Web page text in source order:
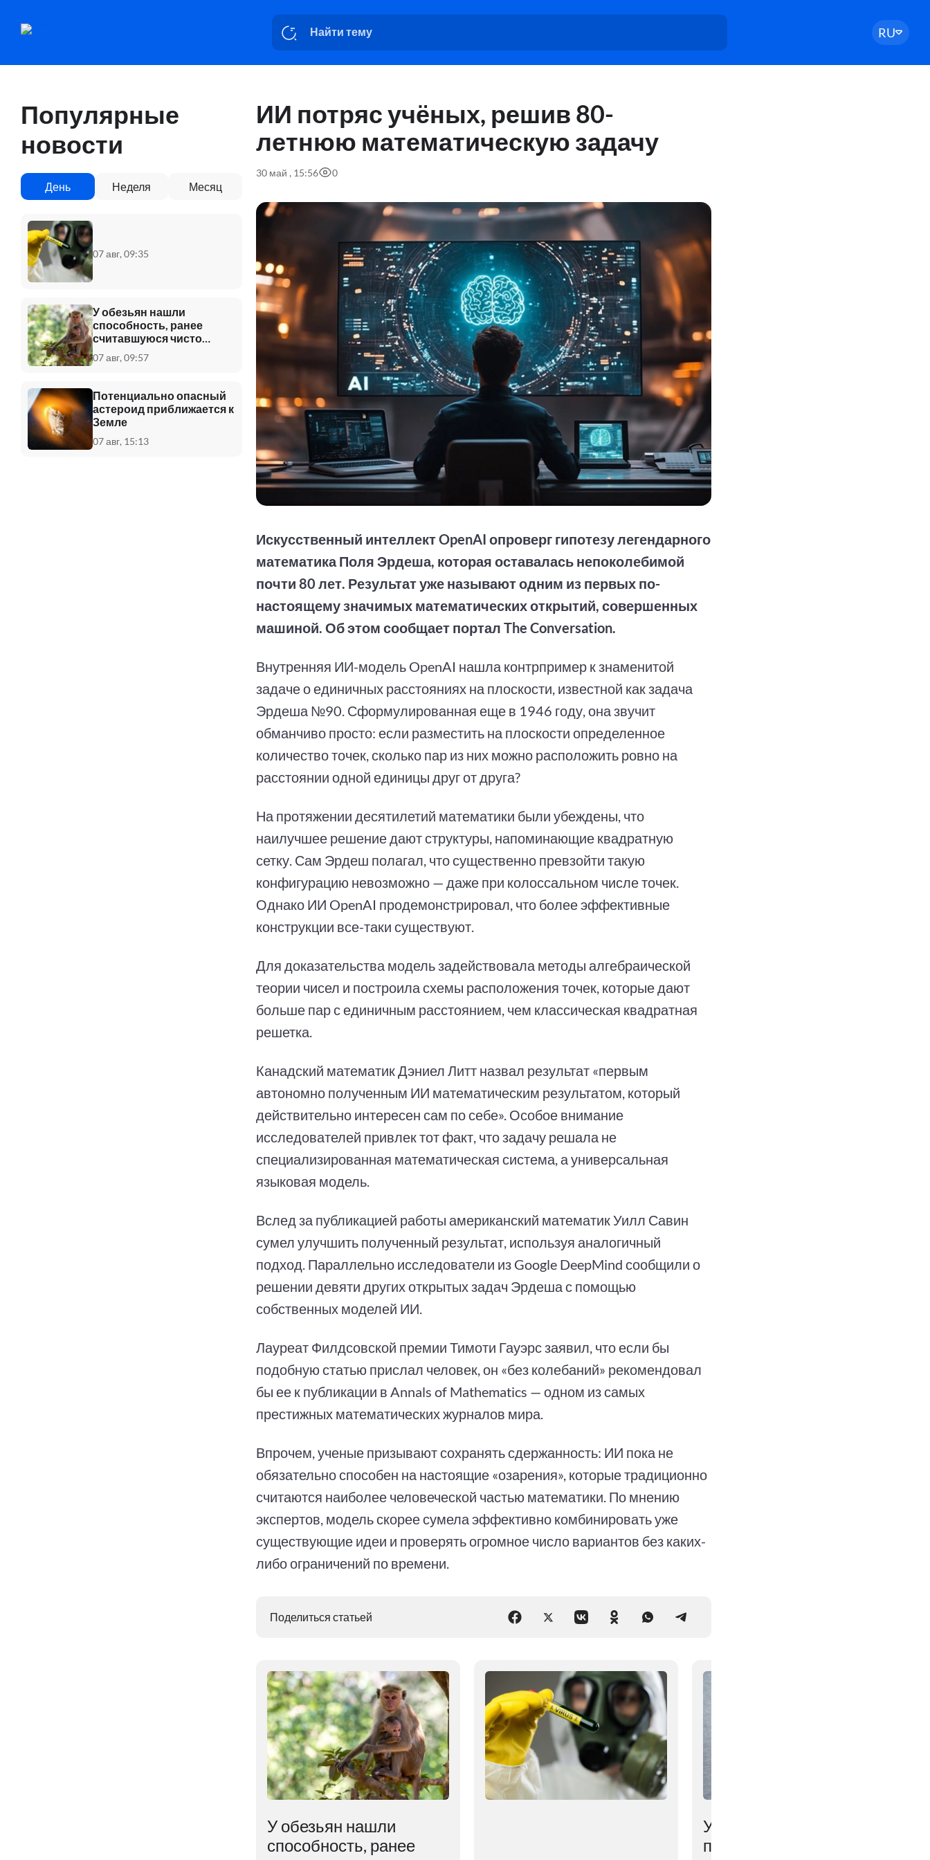
RU
Популярные
новости
День Неделя Месяц
07 авг, 09:35
У обезьян нашли
способность, ранее
считавшуюся чисто
человеческой
07 авг, 09:57
Потенциально опасный
астероид приближается к
Земле
07 авг, 15:13
ИИ потряс учёных, решив 80-
летнюю математическую задачу
30 май , 15:56 0
Искусственный интеллект OpenAI опроверг гипотезу легендарного
математика Поля Эрдеша, которая оставалась непоколебимой
почти 80 лет. Результат уже называют одним из первых по-
настоящему значимых математических открытий, совершенных
машиной. Об этом сообщает портал The Conversation.
Внутренняя ИИ-модель OpenAI нашла контрпример к знаменитой
задаче о единичных расстояниях на плоскости, известной как задача
Эрдеша №90. Сформулированная еще в 1946 году, она звучит
обманчиво просто: если разместить на плоскости определенное
количество точек, сколько пар из них можно расположить ровно на
расстоянии одной единицы друг от друга?
На протяжении десятилетий математики были убеждены, что
наилучшее решение дают структуры, напоминающие квадратную
сетку. Сам Эрдеш полагал, что существенно превзойти такую
конфигурацию невозможно — даже при колоссальном числе точек.
Однако ИИ OpenAI продемонстрировал, что более эффективные
конструкции все-таки существуют.
Для доказательства модель задействовала методы алгебраической
теории чисел и построила схемы расположения точек, которые дают
больше пар с единичным расстоянием, чем классическая квадратная
решетка.
Канадский математик Дэниел Литт назвал результат «первым
автономно полученным ИИ математическим результатом, который
действительно интересен сам по себе». Особое внимание
исследователей привлек тот факт, что задачу решала не
специализированная математическая система, а универсальная
языковая модель.
Вслед за публикацией работы американский математик Уилл Савин
сумел улучшить полученный результат, используя аналогичный
подход. Параллельно исследователи из Google DeepMind сообщили о
решении девяти других открытых задач Эрдеша с помощью
собственных моделей ИИ.
Лауреат Филдсовской премии Тимоти Гауэрс заявил, что если бы
подобную статью прислал человек, он «без колебаний» рекомендовал
бы ее к публикации в Annals of Mathematics — одном из самых
престижных математических журналов мира.
Впрочем, ученые призывают сохранять сдержанность: ИИ пока не
обязательно способен на настоящие «озарения», которые традиционно
считаются наиболее человеческой частью математики. По мнению
экспертов, модель скорее сумела эффективно комбинировать уже
существующие идеи и проверять огромное число вариантов без каких-
либо ограничений по времени.
Поделиться статьей
У обезьян нашли
способность, ранее
Ученые выяснили,
почему мозг мешает